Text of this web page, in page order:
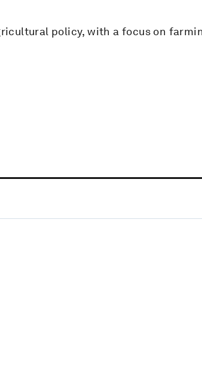
policy, with a focus on